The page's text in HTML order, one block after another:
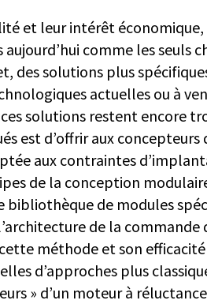
et leur intérêt
aujourd’hui comme les
des solutions plus
actuelles ou à
solutions restent encore
est d’offrir aux
aux contraintes
de la conception
bibliothèque de modules
de la
méthode et son
d’approches plus
» d’un moteur à